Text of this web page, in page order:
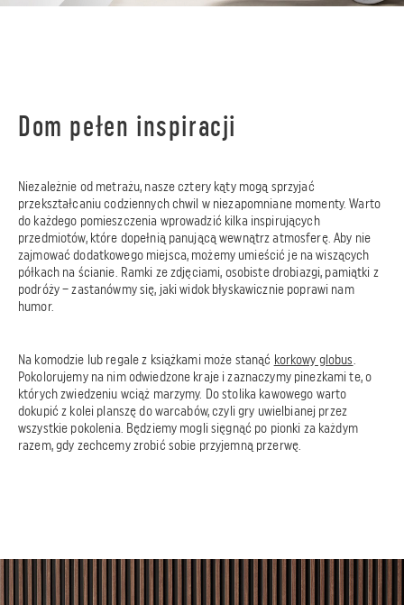
Dom pełen inspiracji
Niezależnie od metrażu, nasze cztery kąty mogą sprzyjać
przekształcaniu codziennych chwil w niezapomniane momenty. Warto
do każdego pomieszczenia wprowadzić kilka inspirujących
przedmiotów, które dopełnią panującą wewnątrz atmosferę. Aby nie
zajmować dodatkowego miejsca, możemy umieścić je na wiszących
półkach na ścianie. Ramki ze zdjęciami, osobiste drobiazgi, pamiątki z
podróży – zastanówmy się, jaki widok błyskawicznie poprawi nam
humor.
Na komodzie lub regale z książkami może stanąć korkowy globus
Pokolorujemy na nim odwiedzone kraje i zaznaczymy pinezkami te, o
których zwiedzeniu wciąż marzymy. Do stolika kawowego warto
dokupić z kolei planszę do warcabów, czyli gry uwielbianej przez
wszystkie pokolenia. Będziemy mogli sięgnąć po pionki za każdym
razem, gdy zechcemy zrobić sobie przyjemną przerwę.